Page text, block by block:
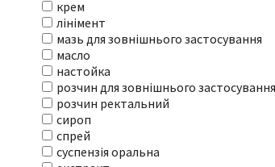
крем
лінімент
мазь для зовнішнього застосування
масло
настойка
розчин для зовнішнього застосування
розчин ректальний
сироп
спрей
суспензія оральна